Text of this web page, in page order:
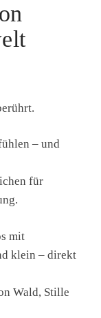
– und
für
mit
klein – direkt
Wald, Stille